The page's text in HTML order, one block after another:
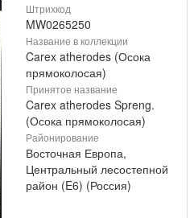
Штрихкод
MW0265250
Название в коллекции
Carex atherodes (Осока
прямоколосая)
Принятое название
Carex atherodes Spreng.
(Осока прямоколосая)
Районирование
Восточная Европа,
Центральный лесостепной
район (E6) (Россия)